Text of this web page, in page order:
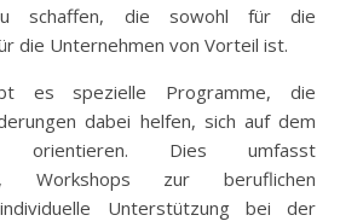
schaffen, die sowohl für die
die Unternehmen von Vorteil ist.
es spezielle Programme, die
dabei helfen, sich auf dem
orientieren. Dies umfasst
Workshops zur beruflichen
Unterstützung bei der